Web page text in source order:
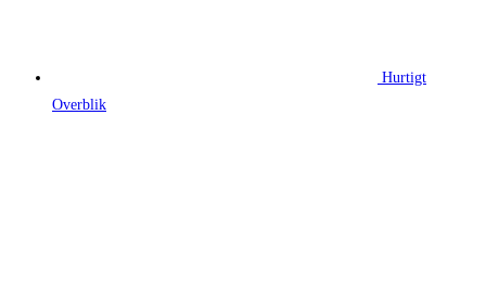
Hurtigt
Overblik